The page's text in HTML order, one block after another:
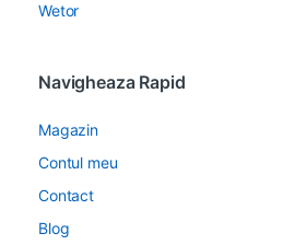
Wetor
Navigheaza Rapid
Magazin
Contul meu
Contact
Blog